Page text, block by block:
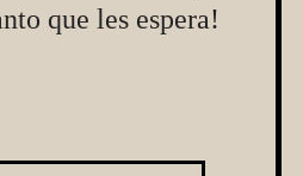
que les espera!